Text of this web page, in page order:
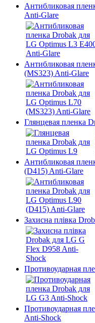
Антибликовая
Anti-Glare
Антибликовая
(MS323) Anti-Glare
Глянцевая пленка
Антибликовая
(D415) Anti-Glare
Захисна плівка
Противоударная
Противоударная
Anti-Shock